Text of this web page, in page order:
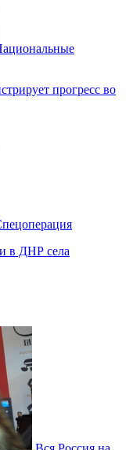
прогресс во
в ДНР села